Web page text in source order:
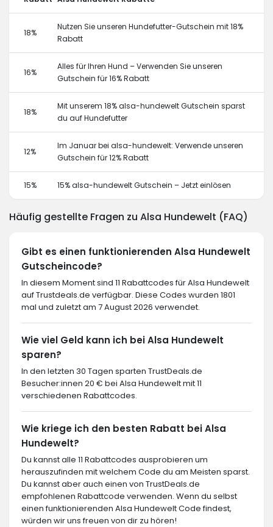
18%
Nutzen Sie unseren Hundefutter-Gutschein mit 18%
Rabatt
16%
Alles für Ihren Hund – Verwenden Sie unseren
Gutschein für 16% Rabatt
18%
Mit unserem 18% alsa-hundewelt Gutschein sparst
du auf Hundefutter
12%
Im Januar bei alsa-hundewelt: Verwende unseren
Gutschein für 12% Rabatt
15% 15% alsa-hundewelt Gutschein – Jetzt einlösen
Häufig gestellte Fragen zu Alsa Hundewelt (FAQ)
Gibt es einen funktionierenden Alsa Hundewelt
Gutscheincode?
In diesem Moment sind 11 Rabattcodes für Alsa Hundewelt
auf Trustdeals.de verfügbar. Diese Codes wurden 1801
mal und zuletzt am 7 August 2026 verwendet.
Wie viel Geld kann ich bei Alsa Hundewelt
sparen?
In den letzten 30 Tagen sparten TrustDeals.de
Besucher:innen 20 € bei Alsa Hundewelt mit 11
verschiedenen Rabattcodes.
Wie kriege ich den besten Rabatt bei Alsa
Hundewelt?
Du kannst alle 11 Rabattcodes ausprobieren um
herauszufinden mit welchem Code du am Meisten sparst.
Du kannst aber auch einen von TrustDeals.de
empfohlenen Rabattcode verwenden. Wenn du selbst
einen funktionierenden Alsa Hundewelt Code findest,
würden wir uns freuen von dir zu hören!